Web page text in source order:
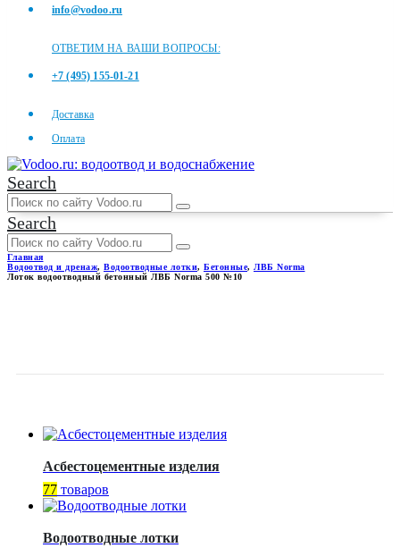
info@vodoo.ru
ОТВЕТИМ НА ВАШИ ВОПРОСЫ:
+7 (495) 155-01-21
Доставка
Оплата
Search
Search
Главная
Водоотвод и дренаж, Водоотводные лотки, Бетонные, ЛВБ Norma
Лоток водоотводный бетонный ЛВБ Norma 500 №10
Асбестоцементные изделия
77 товаров
Водоотводные лотки